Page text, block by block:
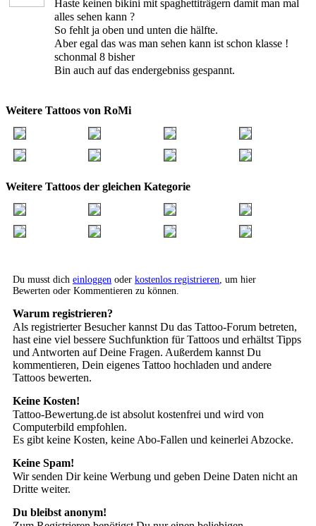
Haste keinen bikini mit spaghettiträgern damit man mal
alles sehen kann ?
So fehlt ja oben und unten die hälfte.
Aber egal das was man sehen kann ist schon klasse !
schonmal 8 bisher
Bin auch auf das endergebniss gespannt.
Weitere Tattoos von RoMi
Weitere Tattoos der gleichen Kategorie
Du musst dich einloggen oder kostenlos registrieren , um hier
Bewerten oder Kommentieren zu können.
Warum registrieren?
Als registrierter Besucher kannst Du das Tattoo-Forum betreten,
hast eine viel bessere Suchfunktion für Tattoos und erhältst Tipps
und Antworten auf Deine Fragen. Außerdem kannst Du
kommentieren, Dein eigenes Tattoo hochladen und andere
Tattoos bewerten.
Keine Kosten!
Tattoo-Bewertung.de ist absolut kostenfrei und wird von
Computerbild empfohlen.
Es gibt keine Kosten, keine Abo-Fallen und keinerlei Abzocke.
Keine Spam!
Wir senden Dir keine Werbung und geben Deine Daten nicht an
Dritte weiter.
Du bleibst anonym!